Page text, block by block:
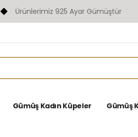
Ürünlerimiz 925 Ayar Gümüştür
Gümüş Kadın Küpeler Gümüş